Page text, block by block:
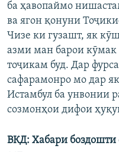
ба ҳавопаймо
ва ягон қонуни
Чизе ки гузашт, як
азми ман барои кӯмак
тоҷикам буд. Дар
сафарамонро мо дар
Истамбул ба унвонии
созмонҳои дифои
ВКД: Хабари боздошти